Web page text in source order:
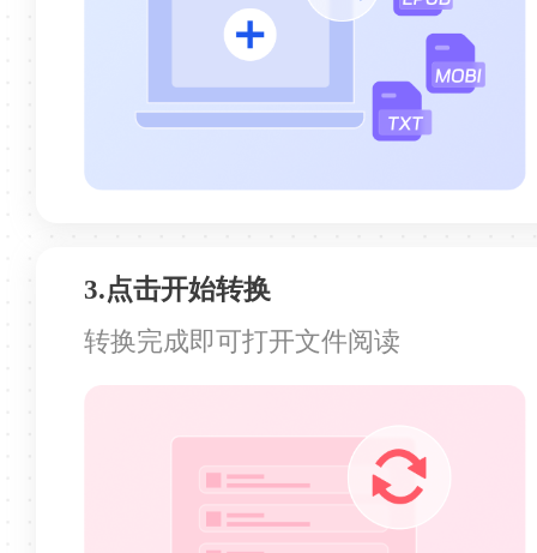
3.点击开始转换
转换完成即可打开文件阅读
很好用的一款转换软件
一个橙子*